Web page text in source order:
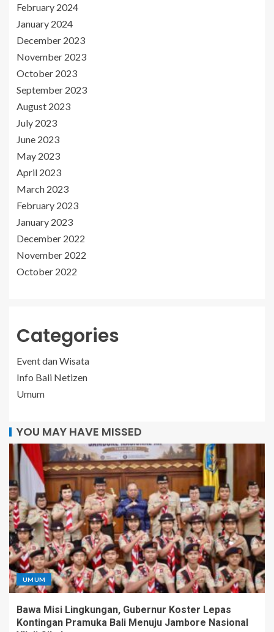
February 2024
January 2024
December 2023
November 2023
October 2023
September 2023
August 2023
July 2023
June 2023
May 2023
April 2023
March 2023
February 2023
January 2023
December 2022
November 2022
October 2022
Categories
Event dan Wisata
Info Bali Netizen
Umum
YOU MAY HAVE MISSED
UMUM
Bawa Misi Lingkungan, Gubernur Koster Lepas
Kontingan Pramuka Bali Menuju Jambore Nasional